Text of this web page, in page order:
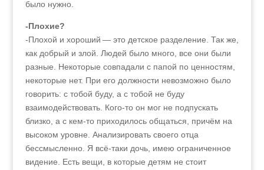
было нужно.
-Плохие?
-Плохой и хороший — это детское разделение. Так же,
как добрый и злой. Людей было много, все они были
разные. Некоторые совпадали с папой по ценностям,
некоторые нет. При его должности невозможно было
говорить: с тобой буду, а с тобой не буду
взаимодействовать. Кого-то он мог не подпускать
близко, а с кем-то приходилось общаться, причём на
высоком уровне. Анализировать своего отца
бессмысленно. Я всё-таки дочь, имею ограниченное
видение. Есть вещи, в которые детям не стоит